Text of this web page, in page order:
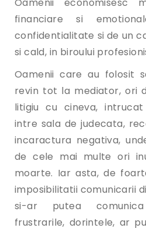
financiare si
confidentialitate si de un
si cald, in biroului
Oamenii care au folosit
revin tot la mediator, ori
litigiu cu cineva,
intre sala de judecata,
incaractura negativa,
de cele mai multe ori
moarte. Iar asta, de
imposibilitatii comunicarii
si-ar putea
frustrarile, dorintele, ar